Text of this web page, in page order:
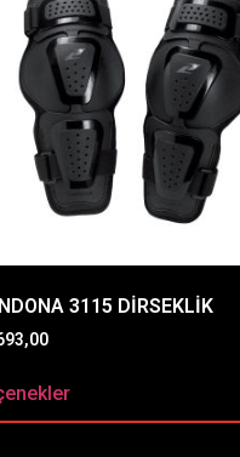
3115 DİRSEKLİK